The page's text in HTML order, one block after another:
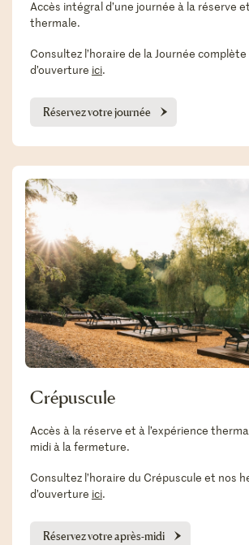
Accès intégral d’une journée à la réserve
thermale.
Consultez l’horaire de la Journée
d’ouverture ici.
Réservez votre journée
Crépuscule
Accès à la réserve et à l’expérience
midi à la fermeture.
Consultez l’horaire du Crépuscule et nos
d’ouverture ici.
Réservez votre après-midi